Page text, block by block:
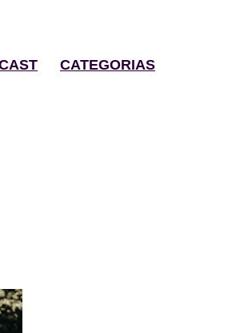
CATEGORIAS